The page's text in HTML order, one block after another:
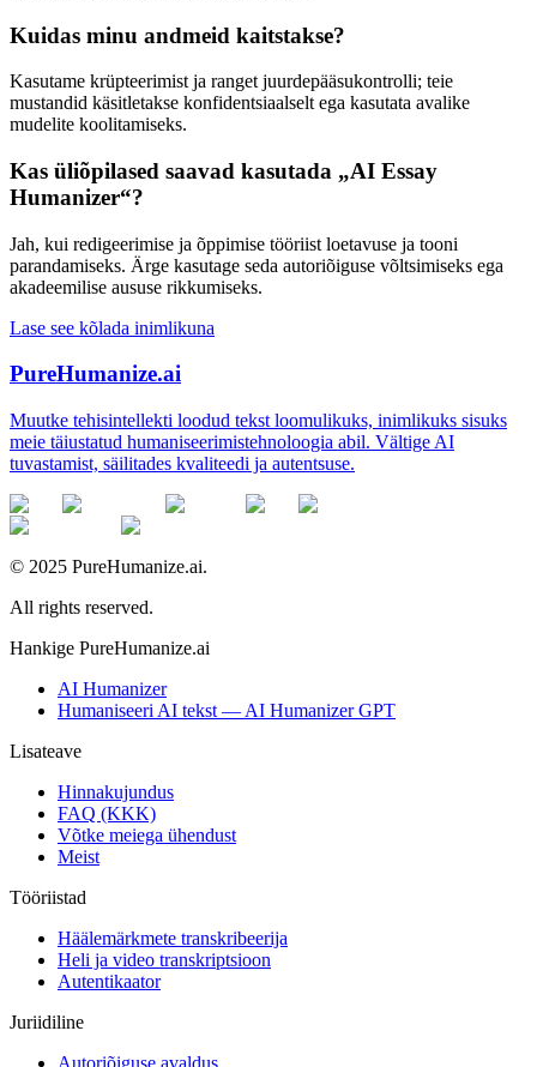
Kuidas minu andmeid kaitstakse?
Kasutame krüpteerimist ja ranget juurdepääsukontrolli; teie
mustandid käsitletakse konfidentsiaalselt ega kasutata avalike
mudelite koolitamiseks.
Kas üliõpilased saavad kasutada „AI Essay
Humanizer“?
Jah, kui redigeerimise ja õppimise tööriist loetavuse ja tooni
parandamiseks. Ärge kasutage seda autoriõiguse võltsimiseks ega
akadeemilise aususe rikkumiseks.
Lase see kõlada inimlikuna
PureHumanize.ai
Muutke tehisintellekti loodud tekst loomulikuks, inimlikuks sisuks
meie täiustatud humaniseerimistehnoloogia abil. Vältige AI
tuvastamist, säilitades kvaliteedi ja autentsuse.
© 2025 PureHumanize.ai.
All rights reserved.
Hankige PureHumanize.ai
AI Humanizer
Humaniseeri AI tekst — AI Humanizer GPT
Lisateave
Hinnakujundus
FAQ (KKK)
Võtke meiega ühendust
Meist
Tööriistad
Häälemärkmete transkribeerija
Heli ja video transkriptsioon
Autentikaator
Juriidiline